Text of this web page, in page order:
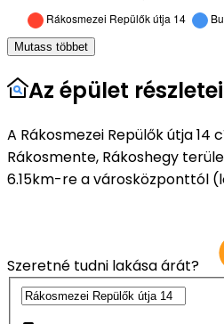
Mutass többet
Az épület részletei
A Rákosmezei Repülők útja 14
Rákosmente, Rákoshegy
6.15km-re a városközponttól
Szeretné tudni lakása árát?